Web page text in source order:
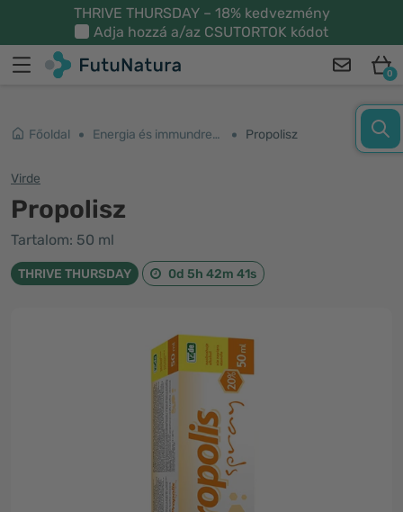
THRIVE THURSDAY – 18% kedvezmény
Adja hozzá a/az CSUTORTOK kódot
0
Főoldal Energia és immundrendszer Propolisz
Virde
Propolisz
Tartalom: 50 ml
THRIVE THURSDAY 0d 5h 42m 41s